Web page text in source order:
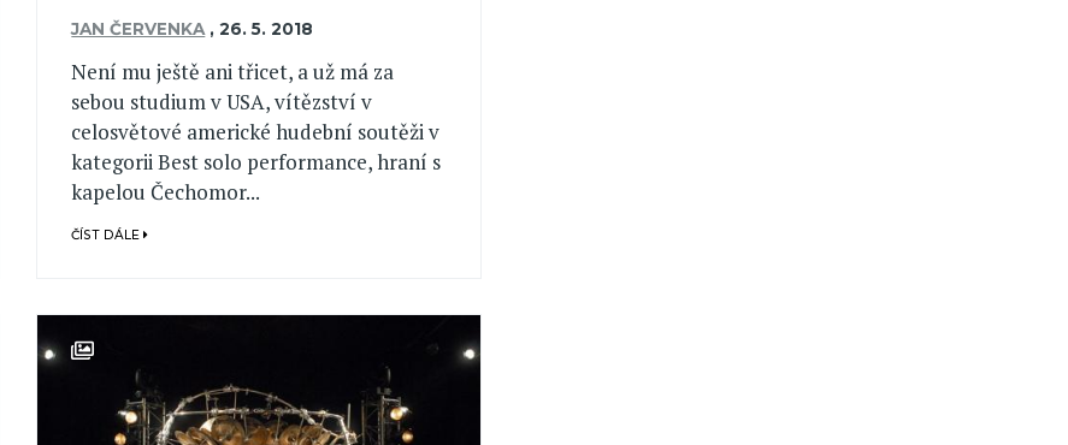
JAN ČERVENKA ,26. 5. 2018
Není mu ještě ani třicet, a už má za
sebou studium v USA, vítězství v
celosvětové americké hudební soutěži v
kategorii Best solo performance, hraní s
kapelou Čechomor...
ČÍST DÁLE